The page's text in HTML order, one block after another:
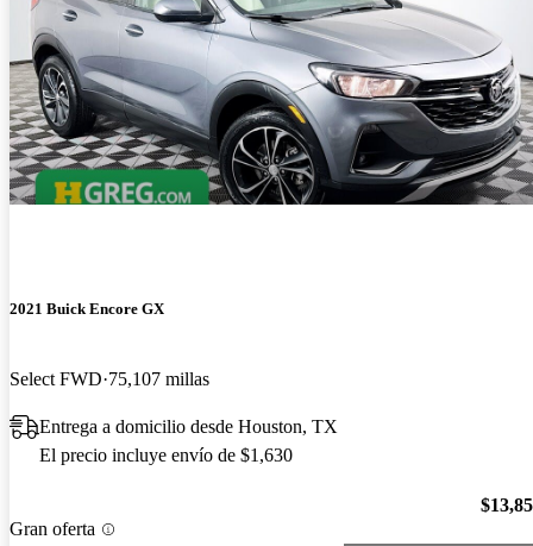
2021 Buick Encore GX
Select FWD 75,107 millas
Entrega a domicilio desde Houston, TX
El precio incluye envío de $1,630
Gran oferta